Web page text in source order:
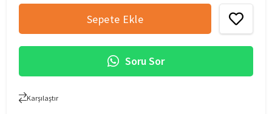
Soru Sor
Karşılaştır